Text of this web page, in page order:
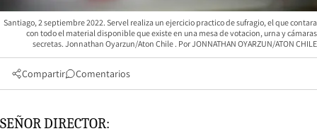
Santiago, 2 septiembre 2022. Servel realiza un ejercicio practico de sufragio, el que contara
con todo el material disponible que existe en una mesa de votacion, urna y cámaras
secretas. Jonnathan Oyarzun/Aton Chile
JONNATHAN OYARZUN/ATON CHILE
Compartir Comentarios
SEÑOR DIRECTOR: